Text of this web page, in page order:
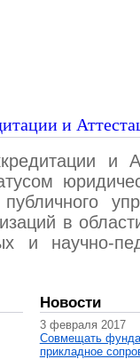
и
и
в
и научно-
Новости
3 февраля 2017
Совмещать
прикладное